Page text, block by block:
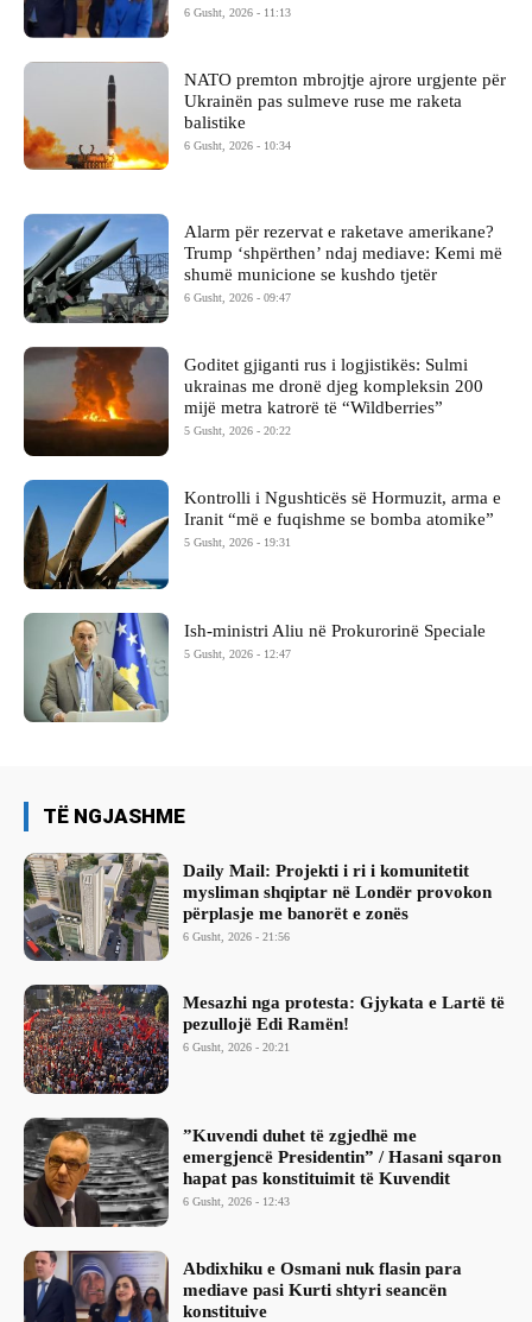
6 Gusht, 2026 - 11:13
NATO premton mbrojtje ajrore urgjente për
Ukrainën pas sulmeve ruse me raketa
balistike
6 Gusht, 2026 - 10:34
Alarm për rezervat e raketave amerikane?
Trump ‘shpërthen’ ndaj mediave: Kemi më
shumë municione se kushdo tjetër
6 Gusht, 2026 - 09:47
Goditet gjiganti rus i logjistikës: Sulmi
ukrainas me dronë djeg kompleksin 200
mijë metra katrorë të “Wildberries”
5 Gusht, 2026 - 20:22
Kontrolli i Ngushticës së Hormuzit, arma e
Iranit “më e fuqishme se bomba atomike”
5 Gusht, 2026 - 19:31
Ish-ministri ​Aliu në Prokurorinë Speciale
5 Gusht, 2026 - 12:47
TË NGJASHME
Daily Mail: Projekti i ri i komunitetit
mysliman shqiptar në Londër provokon
përplasje me banorët e zonës
6 Gusht, 2026 - 21:56
Mesazhi nga protesta: Gjykata e Lartë të
pezullojë Edi Ramën!
6 Gusht, 2026 - 20:21
​”Kuvendi duhet të zgjedhë me
emergjencë Presidentin” / Hasani sqaron
hapat pas konstituimit të Kuvendit
6 Gusht, 2026 - 12:43
Abdixhiku e Osmani nuk flasin para
mediave pasi Kurti shtyri seancën
konstituive